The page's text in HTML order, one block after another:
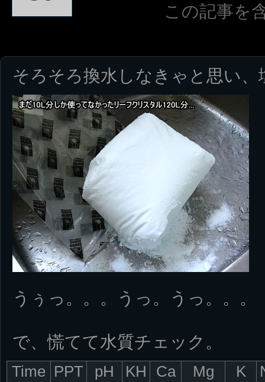
この記事を
そろそろ換水しなきゃと思い、
うぅっ。。。うっ。うっ。。。
で、慌てて水質チェック。
Time PPT pH KH Ca Mg K